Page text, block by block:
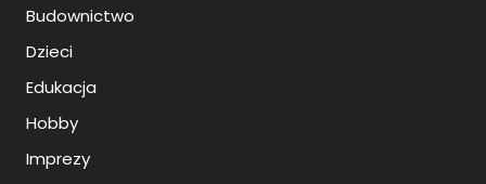
Budownictwo
Dzieci
Edukacja
Hobby
Imprezy